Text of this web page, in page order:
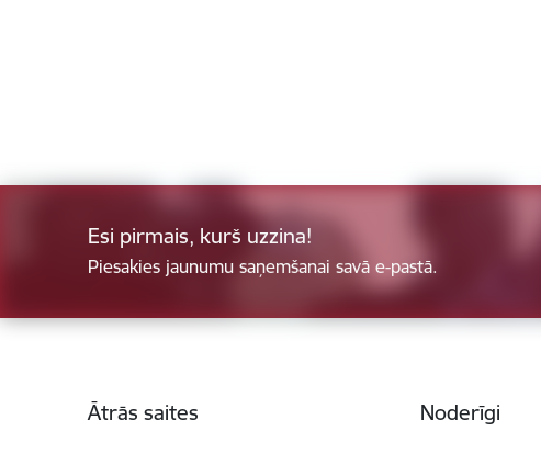
Esi pirmais, kurš uzzina!
Piesakies jaunumu saņemšanai savā e-pastā.
Ātrās saites Noderīgi